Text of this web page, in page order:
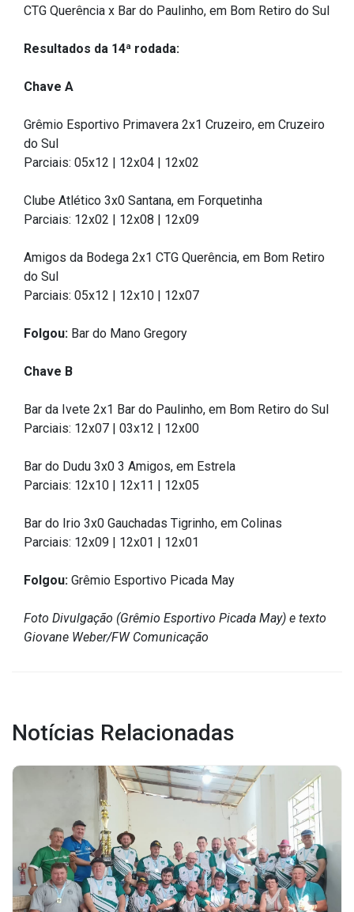
Seletivo Simplificado
Licitações
Chamamentos Públicos
Leis, Decretos e Portarias
Portal da Transparência
Radar da Transparência
Cespro
Outros
Notícias
Contato
Página Inicial
CTG Querência x Bar do Paulinho, em Bom Retiro do Sul
Resultados da 14ª rodada:
Chave A
Grêmio Esportivo Primavera 2x1 Cruzeiro, em Cruzeiro
do Sul
Parciais: 05x12 | 12x04 | 12x02
Clube Atlético 3x0 Santana, em Forquetinha
Parciais: 12x02 | 12x08 | 12x09
Amigos da Bodega 2x1 CTG Querência, em Bom Retiro
do Sul
Parciais: 05x12 | 12x10 | 12x07
Folgou: Bar do Mano Gregory
Chave B
Bar da Ivete 2x1 Bar do Paulinho, em Bom Retiro do Sul
Parciais: 12x07 | 03x12 | 12x00
Bar do Dudu 3x0 3 Amigos, em Estrela
Parciais: 12x10 | 12x11 | 12x05
Bar do Irio 3x0 Gauchadas Tigrinho, em Colinas
Parciais: 12x09 | 12x01 | 12x01
Folgou: Grêmio Esportivo Picada May
Foto Divulgação (Grêmio Esportivo Picada May) e texto
Giovane Weber/FW Comunicação
Notícias Relacionadas